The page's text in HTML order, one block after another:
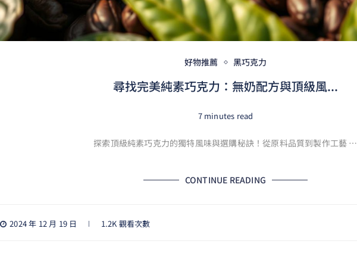
好物推薦 黑巧克力
尋找完美純素巧克力：無奶配方與頂級風...
7 minutes read
探索頂級純素巧克力的獨特風味與選購秘訣！從原料品質到製作工藝 …
CONTINUE READING
2024 年 12 月 19 日 1.2K 觀看次數